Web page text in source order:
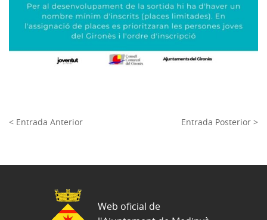
< Entrada Anterior Entrada Posterior >
Web oficial de